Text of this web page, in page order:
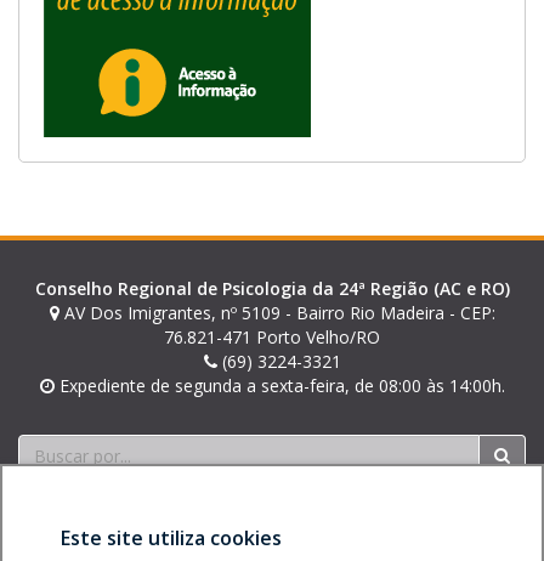
Conselho Regional de Psicologia da 24ª Região (AC e RO)
AV Dos Imigrantes, nº 5109 - Bairro Rio Madeira - CEP:
76.821-471 Porto Velho/RO
(69) 3224-3321
Expediente de segunda a sexta-feira, de 08:00 às 14:00h.
Buscar
Este site utiliza cookies